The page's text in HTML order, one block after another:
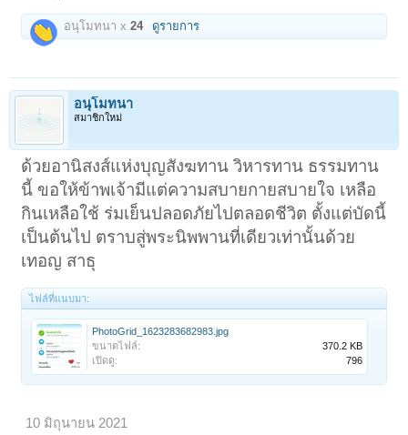
อนุโมทนา x24 ดูรายการ
อนุโมทนา
สมาชิกใหม่
ด้วยอานิสงส์แห่งบุญสังฆทาน วิหารทาน ธรรมทาน
นี้ ขอให้ข้าพเจ้ามีแต่ความสบายกายสบายใจ เหลือ
กินเหลือใช้ ร่มเย็นปลอดภัยไปตลอดชีวิต ตั้งแต่บัดนี้
เป็นต้นไป ตราบสู่พระนิพพานที่เดียวเท่านั้นด้วย
เทอญ สาธุ
ไฟล์ที่แนบมา:
PhotoGrid_1623283682983.jpg
ขนาดไฟล์:
370.2 KB
เปิดดู:
796
10 มิถุนายน 2021